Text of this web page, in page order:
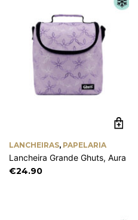
LANCHEIRAS, PAPELARIA
Lancheira Grande Ghuts, Aura
€24.90